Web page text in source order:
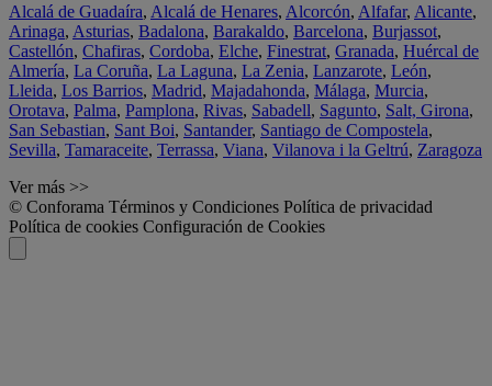
Alcalá de Guadaíra, Alcalá de Henares, Alcorcón, Alfafar, Alicante,
Arinaga, Asturias, Badalona, Barakaldo, Barcelona, Burjassot,
Castellón, Chafiras, Cordoba, Elche, Finestrat, Granada, Huércal de
Almería, La Coruña, La Laguna, La Zenia, Lanzarote, León,
Lleida, Los Barrios, Madrid, Majadahonda, Málaga, Murcia,
Orotava, Palma, Pamplona, Rivas, Sabadell, Sagunto, Salt, Girona,
San Sebastian, Sant Boi, Santander, Santiago de Compostela,
Sevilla, Tamaraceite, Terrassa, Viana, Vilanova i la Geltrú, Zaragoza
Ver más >>
© Conforama Términos y Condiciones Política de privacidad
Política de cookies Configuración de Cookies